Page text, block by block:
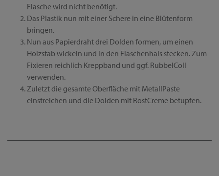
Flasche wird nicht benötigt.
Das Plastik nun mit einer Schere in eine Blütenform
bringen.
Nun aus Papierdraht drei Dolden formen, um einen
Holzstab wickeln und in den Flaschenhals stecken. Zum
Fixieren reichlich Kreppband und ggf. RubbelColl
verwenden.
Zuletzt die gesamte Oberfläche mit MetallPaste
einstreichen und die Dolden mit RostCreme betupfen.